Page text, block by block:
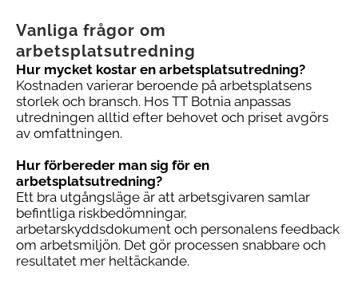
Vanliga frågor om
arbetsplatsutredning
Hur mycket kostar en arbetsplatsutredning?
Kostnaden varierar beroende på arbetsplatsens
storlek och bransch. Hos TT Botnia anpassas
utredningen alltid efter behovet och priset avgörs
av omfattningen.
Hur förbereder man sig för en
arbetsplatsutredning?
Ett bra utgångsläge är att arbetsgivaren samlar
befintliga riskbedömningar,
arbetarskyddsdokument och personalens feedback
om arbetsmiljön. Det gör processen snabbare och
resultatet mer heltäckande.